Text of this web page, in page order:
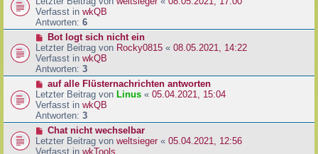
e
i
t
a
g
u
e
r
B
e
i
t
a
g
Verfasst in wkQB
Antworten: 6
N
e
u
e
r
B
e
i
t
a
Bot logt sich nicht ein
Letzter Beitrag von Rocky0815 « 08.05.2021, 14:22
Verfasst in wkQB
Antworten: 3
N
e
u
e
r
B
e
auf alle Flüsternachrichten antworten
Letzter Beitrag von Linus « 05.04.2021, 15:04
Verfasst in wkQB
Antworten: 3
N
e
u
Chat nicht wechselbar
Letzter Beitrag von weltsieger « 05.04.2021, 12:56
Verfasst in wkTools